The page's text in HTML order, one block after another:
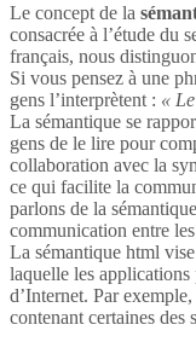
Le concept de la
consacrée à l’étude du
français, nous
Si vous pensez à une
gens l’interprètent : «
La sémantique se
gens de le lire pour
collaboration avec la
ce qui facilite la
parlons de la
communication entre
La sémantique html
laquelle les
d’Internet. Par
contenant certaines des